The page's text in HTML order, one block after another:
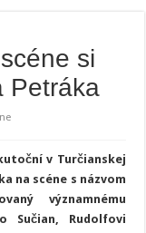
si
Petráka
v Turčianskej
na scéne s názvom
významnému
Sučian, Rudolfovi